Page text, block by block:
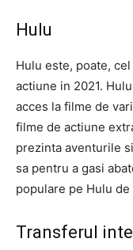
Hulu
Hulu este, poate,
actiune in 2021.
acces la filme de
filme de actiune
prezinta aventurile
sa pentru a gasi
populare pe Hulu
Transferul